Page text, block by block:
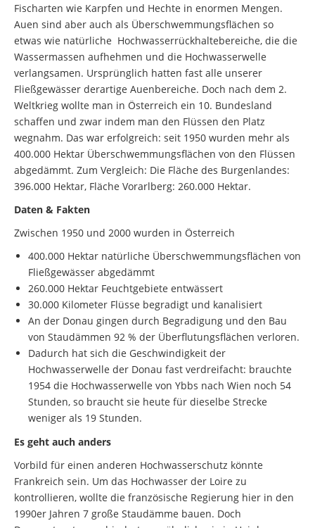
Fischarten wie Karpfen und Hechte in enormen Mengen.
Auen sind aber auch als Überschwemmungsflächen so
etwas wie natürliche Hochwasserrückhaltebereiche, die die
Wassermassen aufhehmen und die Hochwasserwelle
verlangsamen. Ursprünglich hatten fast alle unserer
Fließgewässer derartige Auenbereiche. Doch nach dem 2.
Weltkrieg wollte man in Österreich ein 10. Bundesland
schaffen und zwar indem man den Flüssen den Platz
wegnahm. Das war erfolgreich: seit 1950 wurden mehr als
400.000 Hektar Überschwemmungsflächen von den Flüssen
abgedämmt. Zum Vergleich: Die Fläche des Burgenlandes:
396.000 Hektar, Fläche Vorarlberg: 260.000 Hektar.
Daten & Fakten
Zwischen 1950 und 2000 wurden in Österreich
400.000 Hektar natürliche Überschwemmungsflächen von
Fließgewässer abgedämmt
260.000 Hektar Feuchtgebiete entwässert
30.000 Kilometer Flüsse begradigt und kanalisiert
An der Donau gingen durch Begradigung und den Bau
von Staudämmen 92 % der Überflutungsflächen verloren.
Dadurch hat sich die Geschwindigkeit der
Hochwasserwelle der Donau fast verdreifacht: brauchte
1954 die Hochwasserwelle von Ybbs nach Wien noch 54
Stunden, so braucht sie heute für dieselbe Strecke
weniger als 19 Stunden.
Es geht auch anders
Vorbild für einen anderen Hochwasserschutz könnte
Frankreich sein. Um das Hochwasser der Loire zu
kontrollieren, wollte die französische Regierung hier in den
1990er Jahren 7 große Staudämme bauen. Doch